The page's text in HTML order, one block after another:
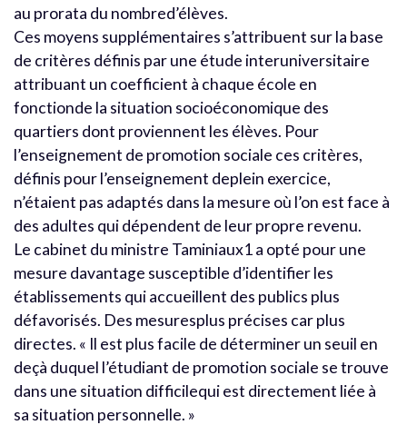
au prorata du nombred’élèves.
Ces moyens supplémentaires s’attribuent sur la base
de critères définis par une étude interuniversitaire
attribuant un coefficient à chaque école en
fonctionde la situation socioéconomique des
quartiers dont proviennent les élèves. Pour
l’enseignement de promotion sociale ces critères,
définis pour l’enseignement deplein exercice,
n’étaient pas adaptés dans la mesure où l’on est face à
des adultes qui dépendent de leur propre revenu.
Le cabinet du ministre Taminiaux1 a opté pour une
mesure davantage susceptible d’identifier les
établissements qui accueillent des publics plus
défavorisés. Des mesuresplus précises car plus
directes. « Il est plus facile de déterminer un seuil en
deçà duquel l’étudiant de promotion sociale se trouve
dans une situation difficilequi est directement liée à
sa situation personnelle. »